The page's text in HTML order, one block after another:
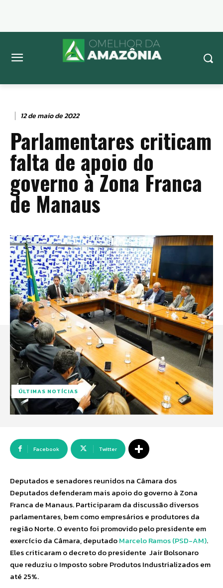
12 de maio de 2022
Parlamentares criticam
falta de apoio do
governo à Zona Franca
de Manaus
ÚLTIMAS NOTÍCIAS
Facebook Twitter
Deputados e senadores reunidos na Câmara dos
Deputados defenderam mais apoio do governo à Zona
Franca de Manaus. Participaram da discussão diversos
parlamentares, bem como empresários e produtores da
região Norte. O evento foi promovido pelo presidente em
exercício da Câmara, deputadoMarcelo Ramos (PSD-AM).
Eles criticaram o decreto do presidente Jair Bolsonaro
que reduziu o Imposto sobre Produtos Industrializados em
até 25%.